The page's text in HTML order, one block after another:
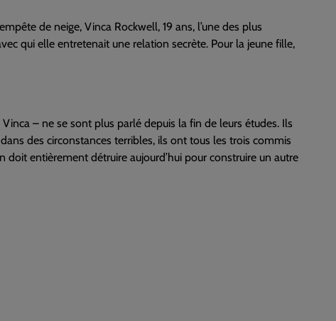
de neige, Vinca Rockwell, 19 ans, l’une des plus
qui elle entretenait une relation secrète. Pour la jeune fille,
– ne se sont plus parlé depuis la fin de leurs études. Ils
des circonstances terribles, ils ont tous les trois commis
doit entièrement détruire aujourd’hui pour construire un autre